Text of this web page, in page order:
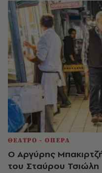
ΘΕΑΤΡΟ - ΟΠΕΡΑ
Ο Αργύρης
του Σταύρου Τσιώλη